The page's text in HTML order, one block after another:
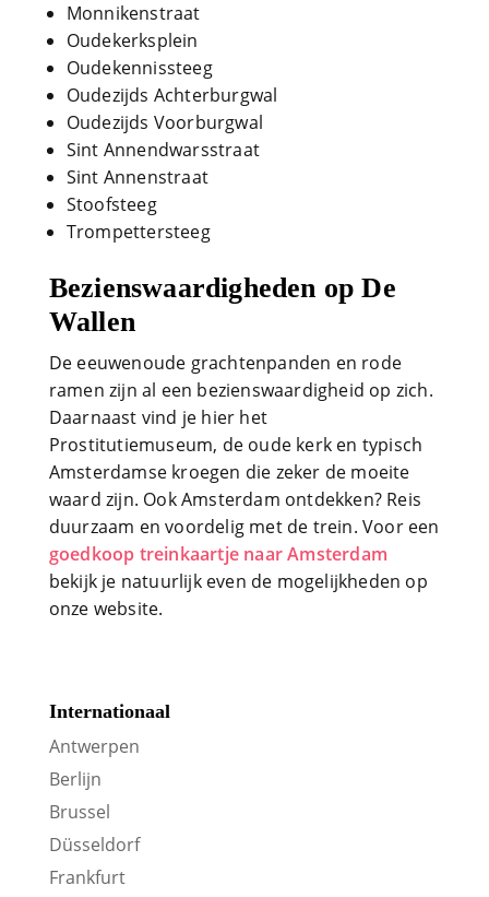
Monnikenstraat
Oudekerksplein
Oudekennissteeg
Oudezijds Achterburgwal
Oudezijds Voorburgwal
Sint Annendwarsstraat
Sint Annenstraat
Stoofsteeg
Trompettersteeg
Bezienswaardigheden op De
Wallen
De eeuwenoude grachtenpanden en rode
ramen zijn al een bezienswaardigheid op zich.
Daarnaast vind je hier het
Prostitutiemuseum, de oude kerk en typisch
Amsterdamse kroegen die zeker de moeite
waard zijn. Ook Amsterdam ontdekken? Reis
duurzaam en voordelig met de trein. Voor een
goedkoop treinkaartje naar Amsterdam
bekijk je natuurlijk even de mogelijkheden op
onze website.
Internationaal
Antwerpen
Berlijn
Brussel
Düsseldorf
Frankfurt